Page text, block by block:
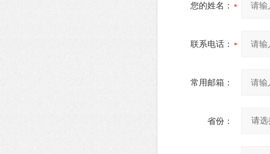
您的姓名：
联系电话：
常用邮箱：
省份：